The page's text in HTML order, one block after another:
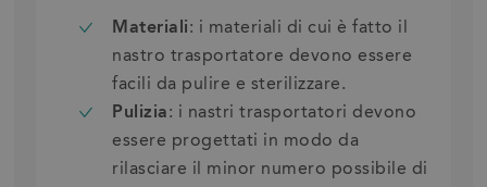
Materiali: i materiali di cui è fatto il
nastro trasportatore devono essere
facili da pulire e sterilizzare.
Pulizia: i nastri trasportatori devono
essere progettati in modo da
rilasciare il minor numero possibile di